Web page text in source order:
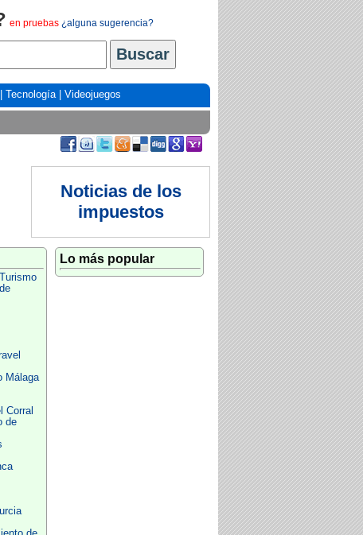
en pruebas ¿alguna sugerencia?
Tecnología| Videojuegos
Noticias de los
impuestos
Málaga
Corral
de
Lo más popular